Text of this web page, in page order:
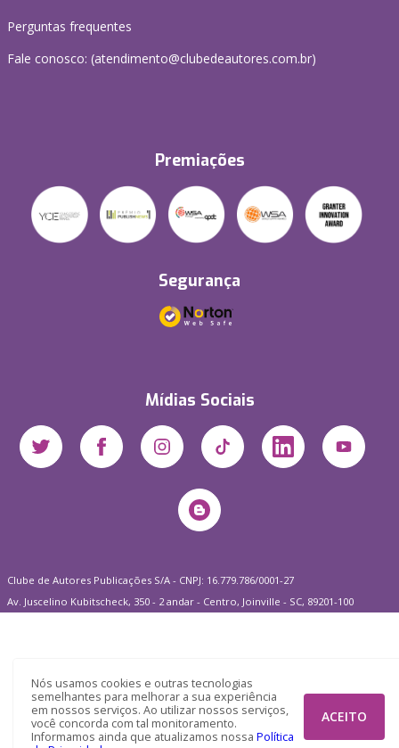
Nós usamos cookies e outras tecnologias
semelhantes para melhorar a sua experiência
em nossos serviços. Ao utilizar nossos serviços,
você concorda com tal monitoramento.
Informamos ainda que atualizamos nossa Política
ACEITO
Perguntas frequentes
Fale conosco: (atendimento@clubedeautores.com.br)
Premiações
Segurança
Mídias Sociais
Clube de Autores Publicações S/A - CNPJ: 16.779.786/0001-27
Av. Juscelino Kubitscheck, 350 - 2 andar - Centro, Joinville - SC, 89201-100